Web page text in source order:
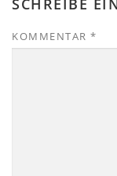
SCHREIBE
KOMMENTAR *